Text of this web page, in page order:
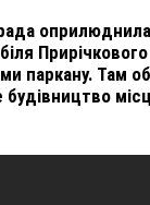
паркану. Там